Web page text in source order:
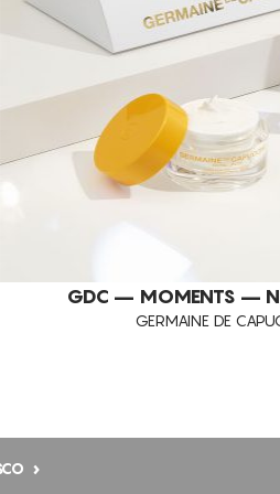
REGENERATIVO
REPARAÇÃO
RUGAS FACIAIS
TONIFICAÇÃO DA PELE
TRATAMENTO DA PELE
UNIFORMIZAÇÃO DO
PELES NORMAIS
GDC – MOMENTS –
GERMAINE DE